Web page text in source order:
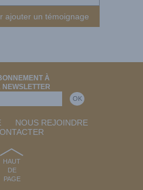
ajouter un témoignage
À
NEWSLETTER
NOUS REJOINDRE
HAUT
DE
PAGE